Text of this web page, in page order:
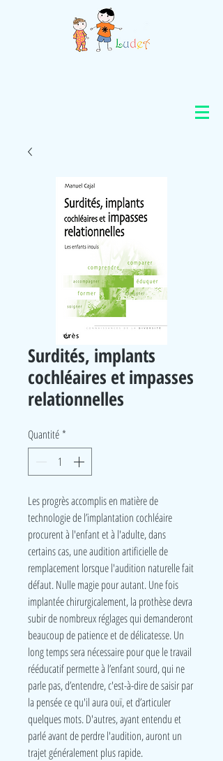
Surdités, implants
cochléaires et impasses
relationnelles
Quantité *
Les progrès accomplis en matière de
technologie de l’implantation cochléaire
procurent à l'enfant et à l'adulte, dans
certains cas, une audition artificielle de
remplacement lorsque l'audition naturelle fait
défaut. Nulle magie pour autant. Une fois
implantée chirurgicalement, la prothèse devra
subir de nombreux réglages qui demanderont
beaucoup de patience et de délicatesse. Un
long temps sera nécessaire pour que le travail
rééducatif permette à l’enfant sourd, qui ne
parle pas, d’entendre, c'est-à-dire de saisir par
la pensée ce qu'il aura ouï, et d’articuler
quelques mots. D'autres, ayant entendu et
parlé avant de perdre l'audition, auront un
trajet généralement plus rapide.